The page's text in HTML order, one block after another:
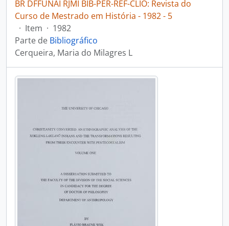
BR DFFUNAI RJMI BIB-PER-REF-CLIO: Revista do
Curso de Mestrado em História - 1982 - 5
· Item · 1982
Parte de Bibliográfico
Cerqueira, Maria do Milagres L